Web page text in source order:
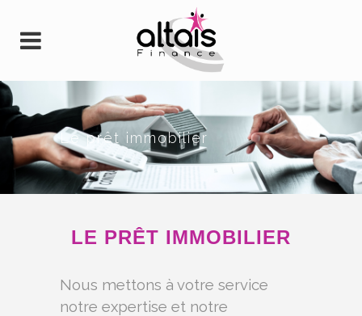
Le prêt immobilier
LE PRÊT IMMOBILIER
Nous mettons à votre service
notre expertise et notre